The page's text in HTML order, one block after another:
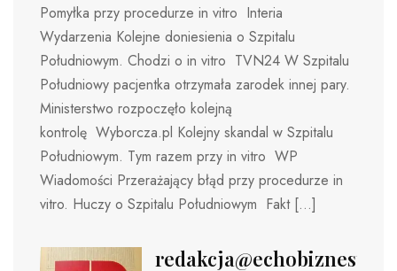
Pomyłka przy procedurze in vitro Interia
Wydarzenia Kolejne doniesienia o Szpitalu
Południowym. Chodzi o in vitro TVN24 W Szpitalu
Południowy pacjentka otrzymała zarodek innej pary.
Ministerstwo rozpoczęło kolejną
kontrolę Wyborcza.pl Kolejny skandal w Szpitalu
Południowym. Tym razem przy in vitro WP
Wiadomości Przerażający błąd przy procedurze in
vitro. Huczy o Szpitalu Południowym Fakt […]
redakcja@echobiznesu.pl